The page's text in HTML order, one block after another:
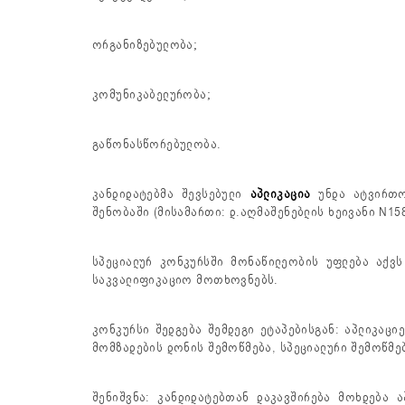
ორგანიზებულობა;
კომუნიკაბელურობა;
გაწონასწორებულობა.
კანდიდატებმა შევსებული აპლიკაცია უნდა
შენობაში (მისამართი: დ.აღმაშენებლის ხეივანი
სპეციალურ კონკურსში მონაწილეობის უფლება
საკვალიფიკაციო მოთხოვნებს.
კონკურსი შედგება შემდეგი ეტაპებისგან:
მომზადების დონის შემოწმება, სპეციალური
შენიშვნა: კანდიდატებთან დაკავშირება